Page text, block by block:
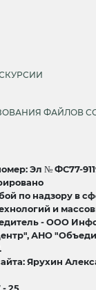
ФАЙЛОВ
Эл № ФС77-
по надзору в
и
- ООО
АНО
Ярухин
- 25